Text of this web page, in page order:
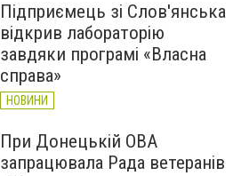
Підприємець зі Слов'янська
відкрив лабораторію
завдяки програмі «Власна
справа»
НОВИНИ
При Донецькій ОВА
запрацювала Рада ветеранів